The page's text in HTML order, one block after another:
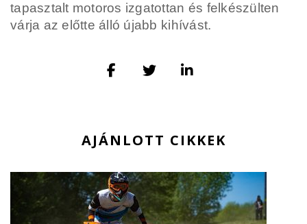
tapasztalt motoros izgatottan és felkészülten
várja az előtte álló újabb kihívást.
AJÁNLOTT CIKKEK